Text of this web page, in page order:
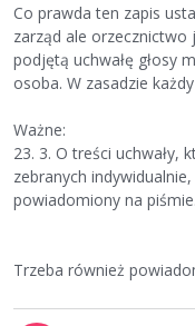
Co prawda ten zapis
zarząd ale orzecznictwo
podjętą uchwałę głosy
osoba. W zasadzie
Ważne:
23. 3. O treści uchwały,
zebranych
powiadomiony na piśmie.
Trzeba również